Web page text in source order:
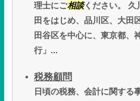
理士にご相談ください。 久
田をはじめ、品川区、大田
田谷区を中心に、東京都、
行」...
税務顧問
日頃の税務、会計に関する